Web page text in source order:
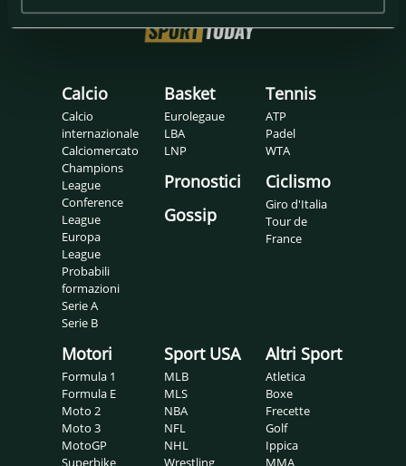
Calcio
Calcio
internazionale
Calciomercato
Champions
League
Conference
League
Europa
League
Probabili
formazioni
Serie A
Serie B
Basket
Eurolegaue
LBA
LNP
Pronostici
Gossip
Tennis
ATP
Padel
WTA
Ciclismo
Giro d'Italia
Tour de
France
Motori
Formula 1
Formula E
Moto 2
Moto 3
MotoGP
Superbike
Sport USA
MLB
MLS
NBA
NFL
NHL
Wrestling
Altri Sport
Atletica
Boxe
Frecette
Golf
Ippica
MMA